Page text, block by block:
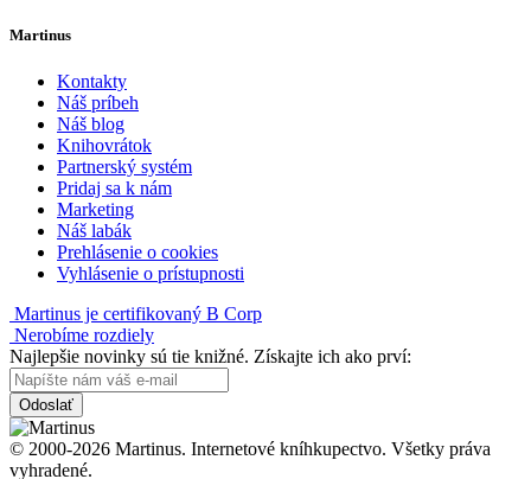
Martinus
Kontakty
Náš príbeh
Náš blog
Knihovrátok
Partnerský systém
Pridaj sa k nám
Marketing
Náš labák
Prehlásenie o cookies
Vyhlásenie o prístupnosti
Martinus je certifikovaný B Corp
Nerobíme rozdiely
Najlepšie novinky sú tie knižné. Získajte ich ako prví:
Odoslať
© 2000-2026 Martinus. Internetové kníhkupectvo. Všetky práva
vyhradené.